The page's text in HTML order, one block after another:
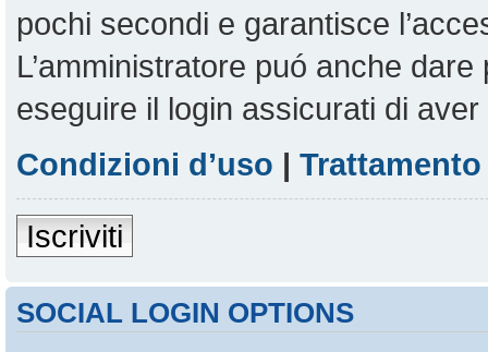
pochi secondi e garantisce
L’amministratore puó anche
eseguire il login assicurati di
Condizioni d’uso |
Iscriviti
SOCIAL LOGIN OPTIONS